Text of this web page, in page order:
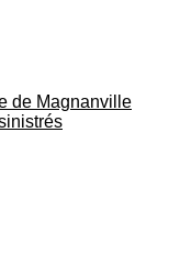
de Magnanville